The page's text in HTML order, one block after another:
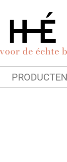
de échte
PRODUCTEN